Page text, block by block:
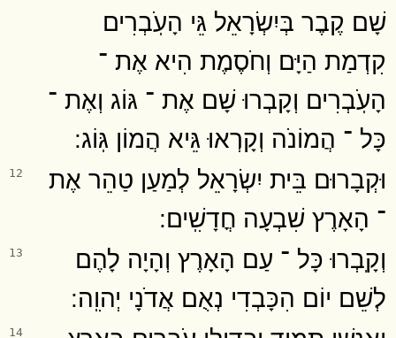
שָׁם קֶבֶר בְּיִשְׂרָאֵל גֵּי הָעֹֽבְרִים
קִדְמַת הַיָּם וְחֹסֶמֶת הִיא אֶת ־
הָעֹֽבְרִים וְקָבְרוּ שָׁם אֶת ־ גּוֹג וְאֶת ־
כָּל ־ הֲמוֹנֹה וְקָרְאוּ גֵּיא הֲמוֹן גּֽוֹג ׃
12
וּקְבָרוּם בֵּית יִשְׂרָאֵל לְמַעַן טַהֵר אֶת
־ הָאָרֶץ שִׁבְעָה חֳדָשִֽׁים ׃
13
וְקָֽבְרוּ כָּל ־ עַם הָאָרֶץ וְהָיָה לָהֶם
לְשֵׁם יוֹם הִכָּבְדִי נְאֻם אֲדֹנָי יְהוִֽה ׃
14